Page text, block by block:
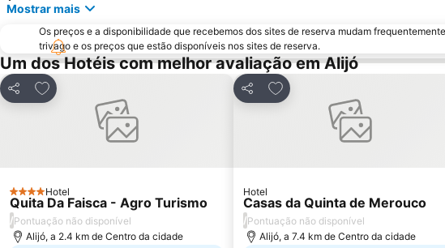
Mostrar mais
Os preços e a disponibilidade que recebemos dos sites de reserva mudam
trivago e os preços que estão disponíveis nos sites de reserva.
Um dos Hotéis com melhor avaliação em Alijó
Partilhar
Adicionar aos favoritos
4 Estrelas
Hotel
Quita Da Faisca - Agro Turismo
/Pontuação não disponível
Alijó, a 2.4 km de Centro da cidade
Partilhar
Adicionar aos favoritos
Hotel
Casas da Quinta de Merouco
/Pontuação não disponível
Alijó, a 7.4 km de Centro da cidade